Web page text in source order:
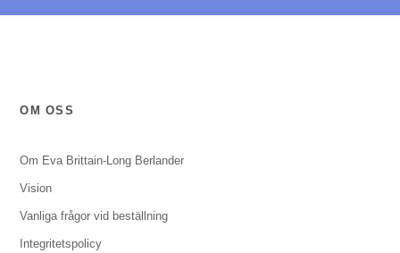
OM OSS
Om Eva Brittain-Long Berlander
Vision
Vanliga frågor vid beställning
Integritetspolicy